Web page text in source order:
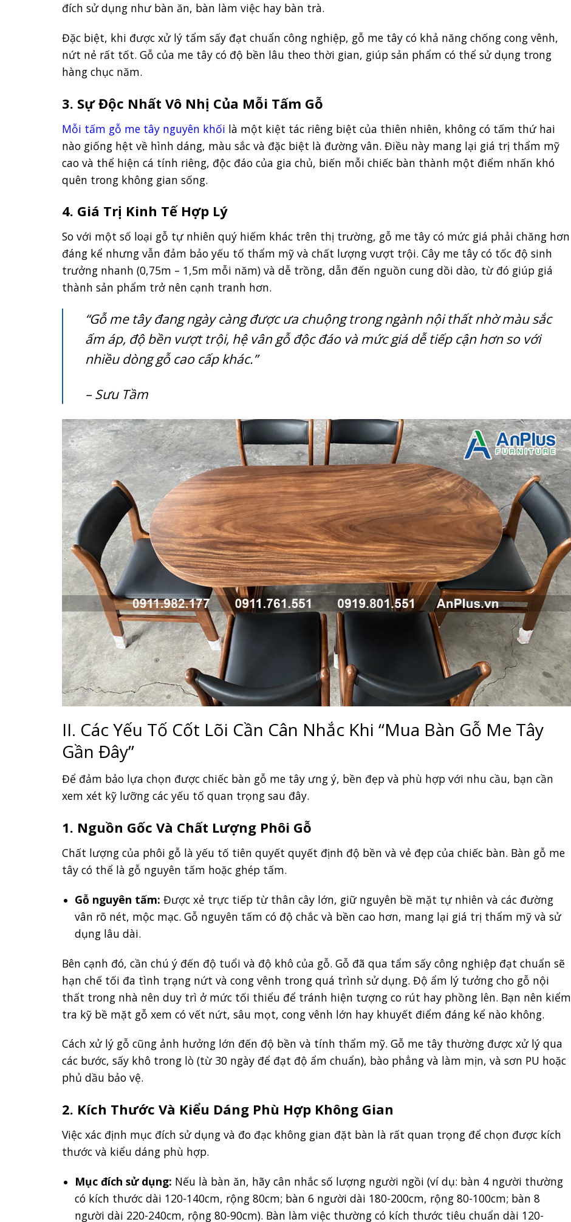
đích sử dụng như bàn ăn, bàn làm việc hay bàn trà.
Đặc biệt, khi được xử lý tẩm sấy đạt chuẩn công nghiệp, gỗ me tây có khả năng chống cong vênh,
nứt nẻ rất tốt. Gỗ của me tây có độ bền lâu theo thời gian, giúp sản phẩm có thể sử dụng trong
hàng chục năm.
3. Sự Độc Nhất Vô Nhị Của Mỗi Tấm Gỗ
Mỗi tấm gỗ me tây nguyên khối là một kiệt tác riêng biệt của thiên nhiên, không có tấm thứ hai
nào giống hệt về hình dáng, màu sắc và đặc biệt là đường vân. Điều này mang lại giá trị thẩm mỹ
cao và thể hiện cá tính riêng, độc đáo của gia chủ, biến mỗi chiếc bàn thành một điểm nhấn khó
quên trong không gian sống.
4. Giá Trị Kinh Tế Hợp Lý
So với một số loại gỗ tự nhiên quý hiếm khác trên thị trường, gỗ me tây có mức giá phải chăng hơn
đáng kể nhưng vẫn đảm bảo yếu tố thẩm mỹ và chất lượng vượt trội. Cây me tây có tốc độ sinh
trưởng nhanh (0,75m – 1,5m mỗi năm) và dễ trồng, dẫn đến nguồn cung dồi dào, từ đó giúp giá
thành sản phẩm trở nên cạnh tranh hơn.
“Gỗ me tây đang ngày càng được ưa chuộng trong ngành nội thất nhờ màu sắc
ấm áp, độ bền vượt trội, hệ vân gỗ độc đáo và mức giá dễ tiếp cận hơn so với
nhiều dòng gỗ cao cấp khác.”
– Sưu Tầm
II. Các Yếu Tố Cốt Lõi Cần Cân Nhắc Khi “Mua Bàn Gỗ Me Tây
Gần Đây”
Để đảm bảo lựa chọn được chiếc bàn gỗ me tây ưng ý, bền đẹp và phù hợp với nhu cầu, bạn cần
xem xét kỹ lưỡng các yếu tố quan trọng sau đây.
1. Nguồn Gốc Và Chất Lượng Phôi Gỗ
Chất lượng của phôi gỗ là yếu tố tiên quyết quyết định độ bền và vẻ đẹp của chiếc bàn. Bàn gỗ me
tây có thể là gỗ nguyên tấm hoặc ghép tấm.
Gỗ nguyên tấm: Được xẻ trực tiếp từ thân cây lớn, giữ nguyên bề mặt tự nhiên và các đường
vân rõ nét, mộc mạc. Gỗ nguyên tấm có độ chắc và bền cao hơn, mang lại giá trị thẩm mỹ và sử
dụng lâu dài.
Bên cạnh đó, cần chú ý đến độ tuổi và độ khô của gỗ. Gỗ đã qua tẩm sấy công nghiệp đạt chuẩn sẽ
hạn chế tối đa tình trạng nứt và cong vênh trong quá trình sử dụng. Độ ẩm lý tưởng cho gỗ nội
thất trong nhà nên duy trì ở mức tối thiểu để tránh hiện tượng co rút hay phồng lên. Bạn nên kiểm
tra kỹ bề mặt gỗ xem có vết nứt, sâu mọt, cong vênh lớn hay khuyết điểm đáng kể nào không.
Cách xử lý gỗ cũng ảnh hưởng lớn đến độ bền và tính thẩm mỹ. Gỗ me tây thường được xử lý qua
các bước, sấy khô trong lò (từ 30 ngày để đạt độ ẩm chuẩn), bào phẳng và làm mịn, và sơn PU hoặc
phủ dầu bảo vệ.
2. Kích Thước Và Kiểu Dáng Phù Hợp Không Gian
Việc xác định mục đích sử dụng và đo đạc không gian đặt bàn là rất quan trọng để chọn được kích
thước và kiểu dáng phù hợp.
Mục đích sử dụng: Nếu là bàn ăn, hãy cân nhắc số lượng người ngồi (ví dụ: bàn 4 người thường
có kích thước dài 120-140cm, rộng 80cm; bàn 6 người dài 180-200cm, rộng 80-100cm; bàn 8
người dài 220-240cm, rộng 80-90cm). Bàn làm việc thường có kích thước tiêu chuẩn dài 120-